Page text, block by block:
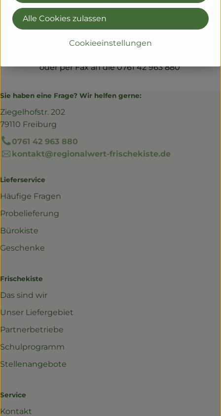
frischekiste.de
Regionalwert Frischekiste
oder per Fax an die 0761 42 963 880
Sie haben eine Frage? Wir helfen gerne:
Ziegelhofstr. 202
79110 Freiburg
0761 42 963 880
kontakt@regionalwert-frischekiste.de
Lieferservice
Häufige Fragen
Probelieferung
Bürokiste
Geschenke
Frischekiste
Das sind wir
Unser Liefergebiet
Partnerbetriebe
Schulprogramm
Stellenangebote
Service
Kontakt
Cookieeinstellungen
Alle Cookies zulassen